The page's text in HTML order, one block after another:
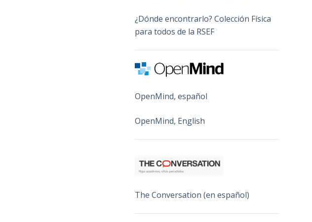
¿Dónde encontrarlo? Colección Física
para todos de la RSEF
OpenMind, español
OpenMind, English
The Conversation (en español)